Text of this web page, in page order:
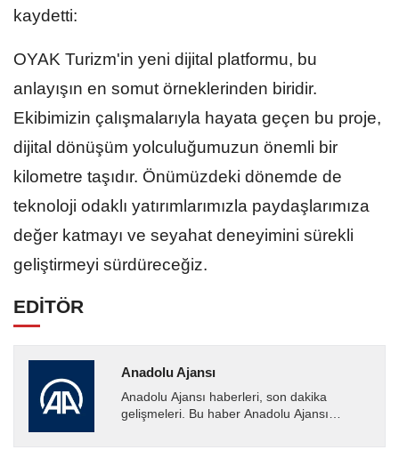
kaydetti:
OYAK Turizm'in yeni dijital platformu, bu
anlayışın en somut örneklerinden biridir.
Ekibimizin çalışmalarıyla hayata geçen bu proje,
dijital dönüşüm yolculuğumuzun önemli bir
kilometre taşıdır. Önümüzdeki dönemde de
teknoloji odaklı yatırımlarımızla paydaşlarımıza
değer katmayı ve seyahat deneyimini sürekli
geliştirmeyi sürdüreceğiz.
EDİTÖR
Anadolu Ajansı
Anadolu Ajansı haberleri, son dakika
gelişmeleri. Bu haber Anadolu Ajansı
tarafından geçilen tüm...